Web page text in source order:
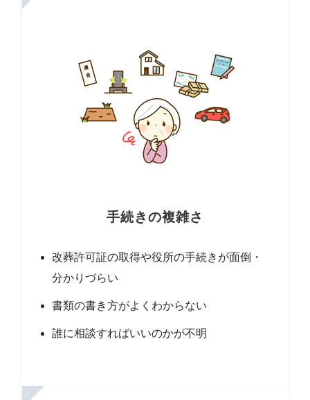
手続きの複雑さ
改葬許可証の取得や役所の手続きが面倒・
分かりづらい
書類の書き方がよくわからない
誰に相談すればいいのかが不明